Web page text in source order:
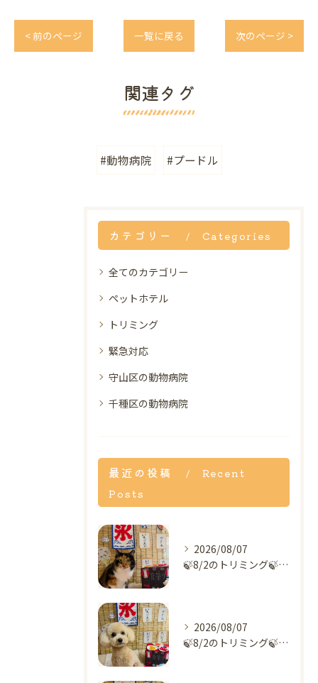
< 前のページ 一覧に戻る 次のページ >
関連タグ
#動物病院 #プードル
カテゴリー Categories
全てのカテゴリー
ペットホテル
トリミング
緊急対応
守山区の動物病院
千種区の動物病院
最近の投稿
Recent
Posts
2026/08/07
🍃8/2のトリミング🍃MIX🐱｜名東区・千種区・守山区の動物...
2026/08/07
🍃8/2のトリミング🍃ミックス犬🐶｜名東区・千種区・守山区の...